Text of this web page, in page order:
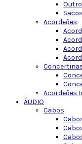
Acordeões
Acordeões
ÁUDIO
Cabos